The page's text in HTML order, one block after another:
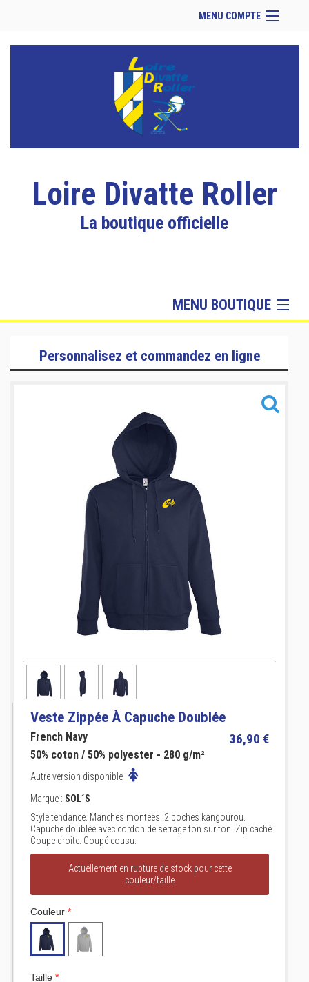
MENU COMPTE
Retour à notre site
Facebook
Se connecter
Panier (vide
Loire Divatte Roller
La boutique officielle
MENU BOUTIQUE
Sacs & Accessoires
Sacs & Accessoires
Personnalisez et commandez en ligne
Veste Zippée À Capuche Doublée
36,90 €
French Navy
50% coton / 50% polyester - 280 g/m²
Autre version disponible
Marque : SOL´S
Style tendance. Manches montées. 2 poches kangourou.
Capuche doublée avec cordon de serrage ton sur ton. Zip caché.
Coupe droite. Coupé cousu.
Actuellement en rupture de stock pour cette
couleur/taille
Couleur *
Taille *